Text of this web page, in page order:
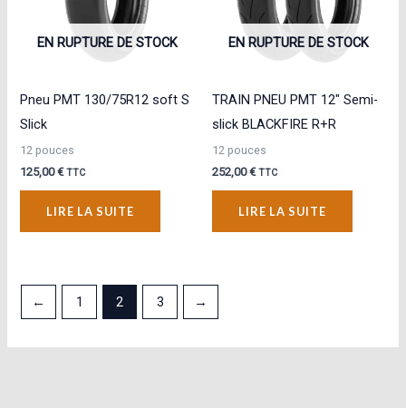
EN RUPTURE DE STOCK
Pneu PMT 130/75R12 soft S
Slick
12 pouces
125,00€ TTC
LIRE LA SUITE
EN RUPTURE DE STOCK
TRAIN PNEU PMT 12″ Semi-
slick BLACKFIRE R+R
12 pouces
252,00€ TTC
LIRE LA SUITE
← 1 2 3 →